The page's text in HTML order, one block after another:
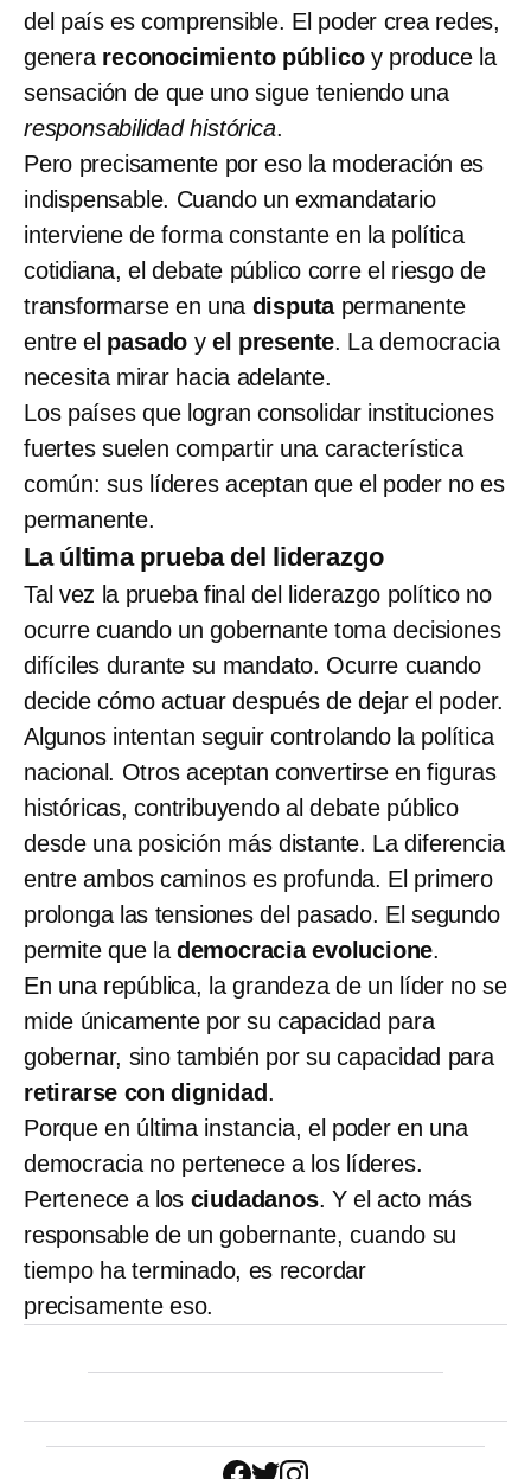
del país es comprensible. El poder crea redes,
genera reconocimiento públicoy produce la
sensación de que uno sigue teniendo una
responsabilidad histórica.
Pero precisamente por eso la moderación es
indispensable. Cuando un exmandatario
interviene de forma constante en la política
cotidiana, el debate público corre el riesgo de
transformarse en una disputa permanente
entre el pasado yel presente. La democracia
necesita mirar hacia adelante.
Los países que logran consolidar instituciones
fuertes suelen compartir una característica
común: sus líderes aceptan que el poder no es
permanente.
La última prueba del liderazgo
Tal vez la prueba final del liderazgo político no
ocurre cuando un gobernante toma decisiones
difíciles durante su mandato. Ocurre cuando
decide cómo actuar después de dejar el poder.
Algunos intentan seguir controlando la política
nacional. Otros aceptan convertirse en figuras
históricas, contribuyendo al debate público
desde una posición más distante. La diferencia
entre ambos caminos es profunda. El primero
prolonga las tensiones del pasado. El segundo
permite que la democracia evolucione.
En una república, la grandeza de un líder no se
mide únicamente por su capacidad para
gobernar, sino también por su capacidad para
retirarse con dignidad .
Porque en última instancia, el poder en una
democracia no pertenece a los líderes.
Pertenece a los ciudadanos. Y el acto más
responsable de un gobernante, cuando su
tiempo ha terminado, es recordar
precisamente eso.